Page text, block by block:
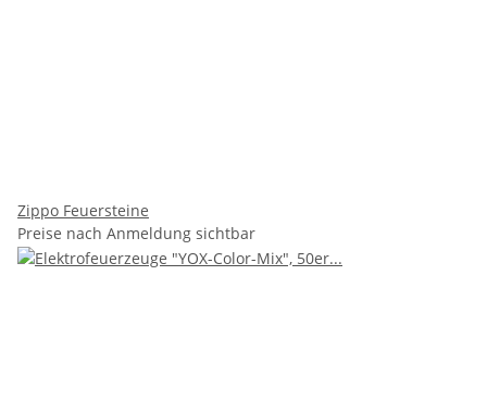
Zippo Feuersteine
Preise nach Anmeldung sichtbar